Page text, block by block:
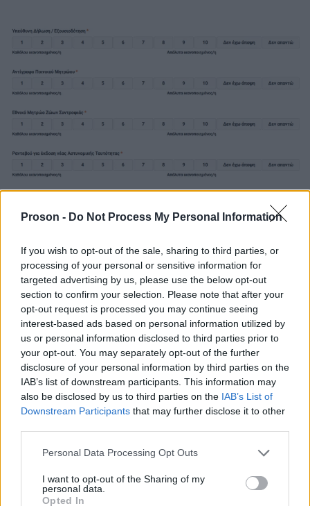
Proson - Do Not Process My Personal Information
If you wish to opt-out of the sale, sharing to third parties, or
processing of your personal or sensitive information for
targeted advertising by us, please use the below opt-out
section to confirm your selection. Please note that after your
opt-out request is processed you may continue seeing
interest-based ads based on personal information utilized by
us or personal information disclosed to third parties prior to
your opt-out. You may separately opt-out of the further
disclosure of your personal information by third parties on the
IAB’s list of downstream participants. This information may
also be disclosed by us to third parties on the IAB’s List of
Downstream Participants that may further disclose it to other
Please note that this website/app uses one or more Google
not limited to your visit or usage behaviour. You may click to
grant or deny consent to Google and its third-party tags to
Personal Data Processing Opt Outs
I want to opt-out of the Sharing of my
personal data.
Opted In
Αξιολόγηση Υπηρεσιών
Αυτοδιοίκησης